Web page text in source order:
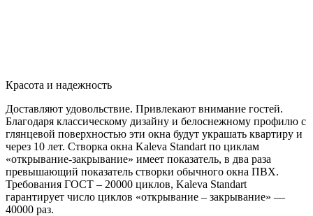
Красота и надежность
Доставляют удовольствие. Привлекают внимание гостей.
Благодаря классическому дизайну и белоснежному профилю с
глянцевой поверхностью эти окна будут украшать квартиру и
через 10 лет. Створка окна Kaleva Standart по циклам
«открывание-закрывание» имеет показатель, в два раза
превышающий показатель створки обычного окна ПВХ.
Требования ГОСТ – 20000 циклов, Kaleva Standart
гарантирует число циклов «открывание – закрывание» —
40000 раз.